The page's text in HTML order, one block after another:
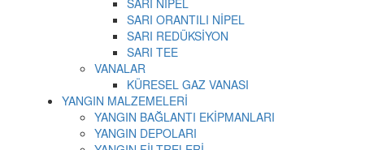
SARI NİPEL
SARI ORANTILI NİPEL
SARI REDÜKSİYON
SARI TEE
VANALAR
KÜRESEL GAZ VANASI
YANGIN MALZEMELERİ
YANGIN BAĞLANTI EKİPMANLARI
YANGIN DEPOLARI